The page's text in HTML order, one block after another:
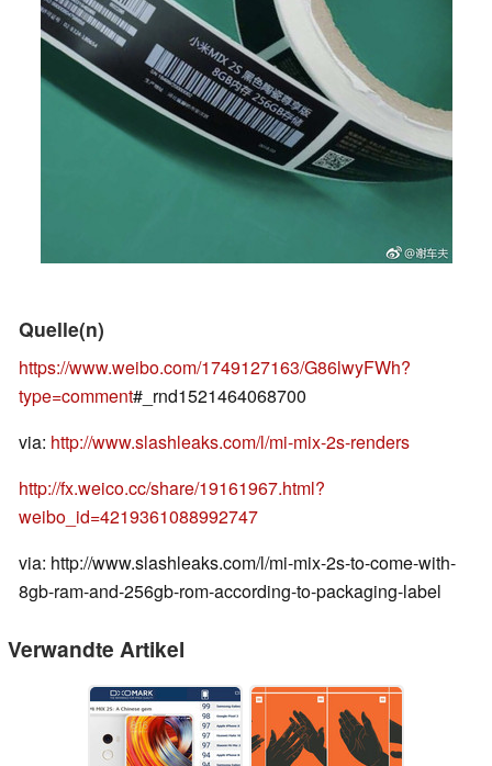
Quelle(n)
https://www.weibo.com/1749127163/G86lwyFWh?
type=comment#_rnd1521464068700
via: http://www.slashleaks.com/l/mi-mix-2s-renders
http://fx.weico.cc/share/19161967.html?
weibo_id=4219361088992747
via: http://www.slashleaks.com/l/mi-mix-2s-to-come-with-
8gb-ram-and-256gb-rom-according-to-packaging-label
Verwandte Artikel